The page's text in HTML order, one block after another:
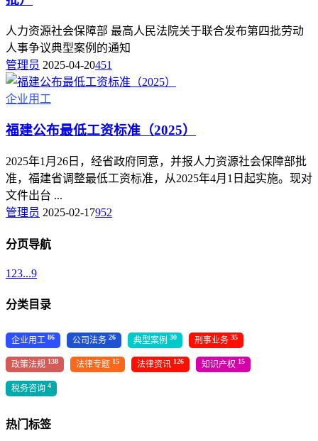
人力资源社会保障部 最高人民法院关于联合发布第四批劳动
人事争议典型案例的通知
管理员 2025-04-20451
企业用工
福建公布最低工资标准（2025）
2025年1月26日，经省政府同意，并报人力资源社会保障部批
准，福建省调整最低工资标准，从2025年4月1日起实施。现对
文件出台 ...
管理员 2025-02-17952
分页导航
1 23...9
分类目录
企业用工 86 公司法务 26 典型案例 30 刑事业务 35
政策法规 138 法律专题 15 法律资讯 126 知识产权 15
税务咨询 4
热门标签